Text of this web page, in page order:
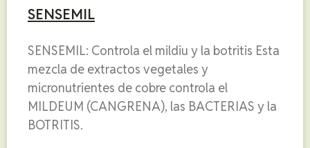
SENSEMIL
SENSEMIL: Controla el mildiu y la botritis Esta
mezcla de extractos vegetales y
micronutrientes de cobre controla el
MILDEUM (CANGRENA), las BACTERIAS y la
BOTRITIS.